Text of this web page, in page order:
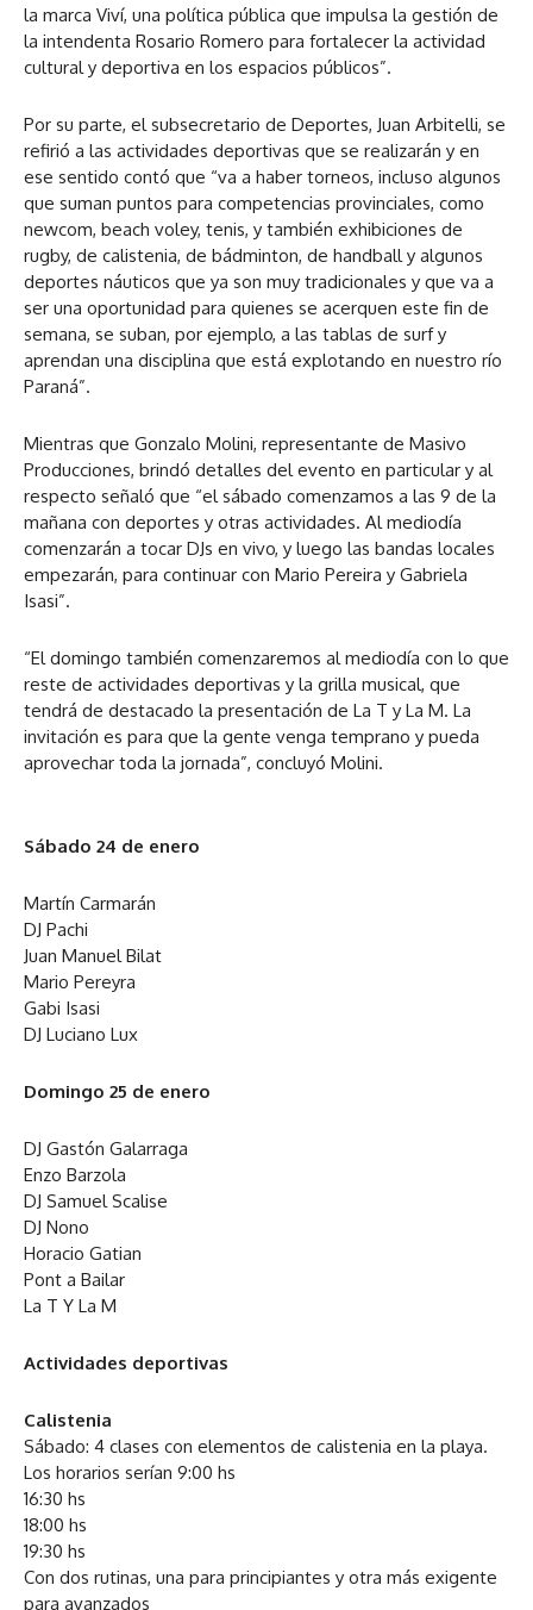
la marca Viví, una política pública que impulsa la gestión de
la intendenta Rosario Romero para fortalecer la actividad
cultural y deportiva en los espacios públicos”.
Por su parte, el subsecretario de Deportes, Juan Arbitelli, se
refirió a las actividades deportivas que se realizarán y en
ese sentido contó que “va a haber torneos, incluso algunos
que suman puntos para competencias provinciales, como
newcom, beach voley, tenis, y también exhibiciones de
rugby, de calistenia, de bádminton, de handball y algunos
deportes náuticos que ya son muy tradicionales y que va a
ser una oportunidad para quienes se acerquen este fin de
semana, se suban, por ejemplo, a las tablas de surf y
aprendan una disciplina que está explotando en nuestro río
Paraná”.
Mientras que Gonzalo Molini, representante de Masivo
Producciones, brindó detalles del evento en particular y al
respecto señaló que “el sábado comenzamos a las 9 de la
mañana con deportes y otras actividades. Al mediodía
comenzarán a tocar DJs en vivo, y luego las bandas locales
empezarán, para continuar con Mario Pereira y Gabriela
Isasi”.
“El domingo también comenzaremos al mediodía con lo que
reste de actividades deportivas y la grilla musical, que
tendrá de destacado la presentación de La T y La M. La
invitación es para que la gente venga temprano y pueda
aprovechar toda la jornada”, concluyó Molini.
Sábado 24 de enero
Martín Carmarán
DJ Pachi
Juan Manuel Bilat
Mario Pereyra
Gabi Isasi
DJ Luciano Lux
Domingo 25 de enero
DJ Gastón Galarraga
Enzo Barzola
DJ Samuel Scalise
DJ Nono
Horacio Gatian
Pont a Bailar
La T Y La M
Actividades deportivas
Calistenia
Sábado: 4 clases con elementos de calistenia en la playa.
Los horarios serían 9:00 hs
16:30 hs
18:00 hs
19:30 hs
Con dos rutinas, una para principiantes y otra más exigente
para avanzados